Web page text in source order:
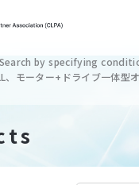
Search by specifying
モーター+ドライブ一体型